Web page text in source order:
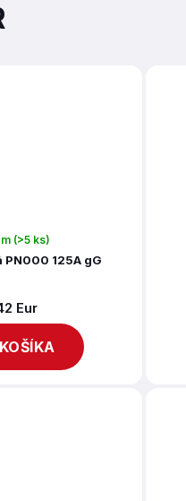
(>5 ks)
PN000 125A gG
Eur